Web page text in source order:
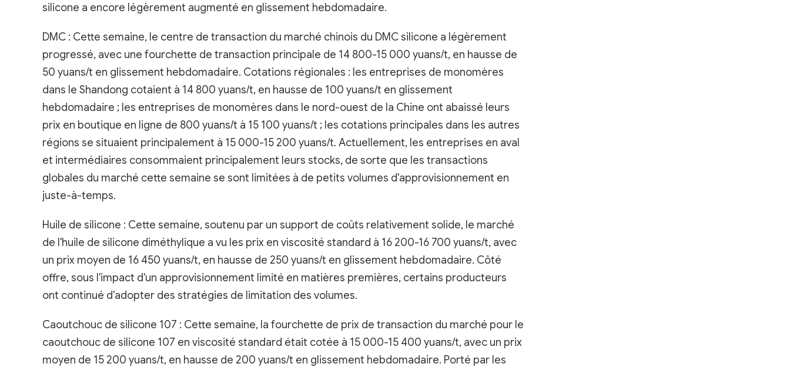
silicone a encore légèrement augmenté en glissement hebdomadaire.
DMC : Cette semaine, le centre de transaction du marché chinois du DMC silicone a légèrement
progressé, avec une fourchette de transaction principale de 14 800-15 000 yuans/t, en hausse de
50 yuans/t en glissement hebdomadaire. Cotations régionales : les entreprises de monomères
dans le Shandong cotaient à 14 800 yuans/t, en hausse de 100 yuans/t en glissement
hebdomadaire ; les entreprises de monomères dans le nord-ouest de la Chine ont abaissé leurs
prix en boutique en ligne de 800 yuans/t à 15 100 yuans/t ; les cotations principales dans les autres
régions se situaient principalement à 15 000-15 200 yuans/t. Actuellement, les entreprises en aval
et intermédiaires consommaient principalement leurs stocks, de sorte que les transactions
globales du marché cette semaine se sont limitées à de petits volumes d'approvisionnement en
juste-à-temps.
Huile de silicone : Cette semaine, soutenu par un support de coûts relativement solide, le marché
de l'huile de silicone diméthylique a vu les prix en viscosité standard à 16 200-16 700 yuans/t, avec
un prix moyen de 16 450 yuans/t, en hausse de 250 yuans/t en glissement hebdomadaire. Côté
offre, sous l'impact d'un approvisionnement limité en matières premières, certains producteurs
ont continué d'adopter des stratégies de limitation des volumes.
Caoutchouc de silicone 107 : Cette semaine, la fourchette de prix de transaction du marché pour le
caoutchouc de silicone 107 en viscosité standard était cotée à 15 000-15 400 yuans/t, avec un prix
moyen de 15 200 yuans/t, en hausse de 200 yuans/t en glissement hebdomadaire. Porté par les